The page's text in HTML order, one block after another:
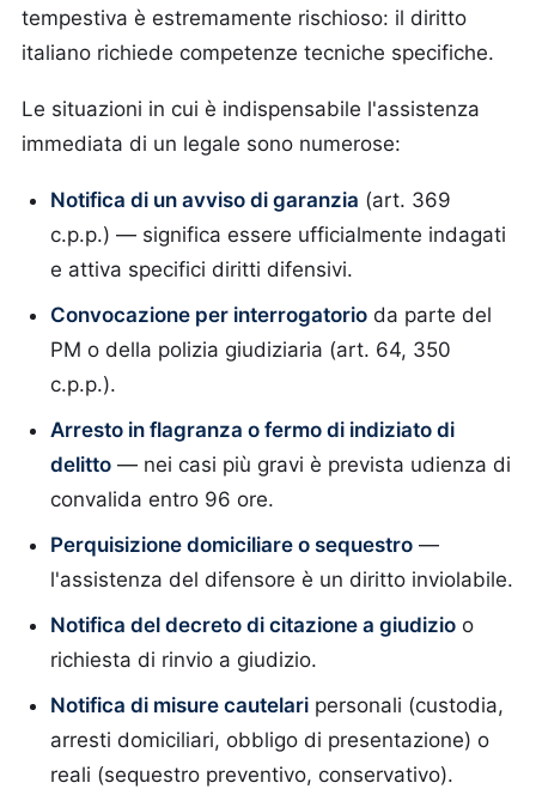
tempestiva è estremamente rischioso: il diritto
italiano richiede competenze tecniche specifiche.
Le situazioni in cui è indispensabile l'assistenza
immediata di un legale sono numerose:
Notifica di un avviso di garanzia (art. 369
c.p.p.) — significa essere ufficialmente indagati
e attiva specifici diritti difensivi.
Convocazione per interrogatorio da parte del
PM o della polizia giudiziaria (art. 64, 350
c.p.p.).
Arresto in flagranza o fermo di indiziato di
delitto — nei casi più gravi è prevista udienza di
convalida entro 96 ore.
Perquisizione domiciliare o sequestro —
l'assistenza del difensore è un diritto inviolabile.
Notifica del decreto di citazione a giudizio o
richiesta di rinvio a giudizio.
Notifica di misure cautelari personali (custodia,
arresti domiciliari, obbligo di presentazione) o
reali (sequestro preventivo, conservativo).